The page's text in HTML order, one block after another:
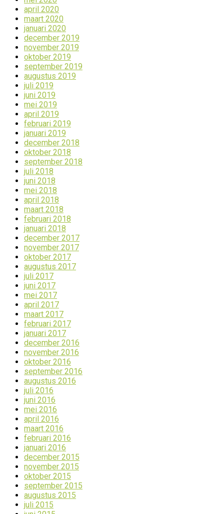
april 2020
maart 2020
januari 2020
december 2019
november 2019
oktober 2019
september 2019
augustus 2019
juli 2019
juni 2019
mei 2019
april 2019
februari 2019
januari 2019
december 2018
oktober 2018
september 2018
juli 2018
juni 2018
mei 2018
april 2018
maart 2018
februari 2018
januari 2018
december 2017
november 2017
oktober 2017
augustus 2017
juli 2017
juni 2017
mei 2017
april 2017
maart 2017
februari 2017
januari 2017
december 2016
november 2016
oktober 2016
september 2016
augustus 2016
juli 2016
juni 2016
mei 2016
april 2016
maart 2016
februari 2016
januari 2016
december 2015
november 2015
oktober 2015
september 2015
augustus 2015
juli 2015